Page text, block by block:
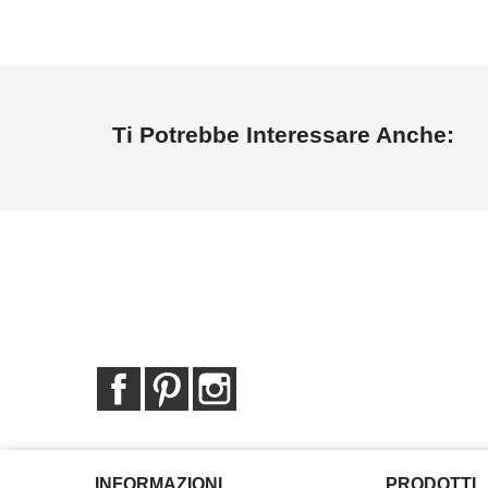
Ti Potrebbe Interessare Anche:
FacebookPinterest
INFORMAZIONI PRODOTTI